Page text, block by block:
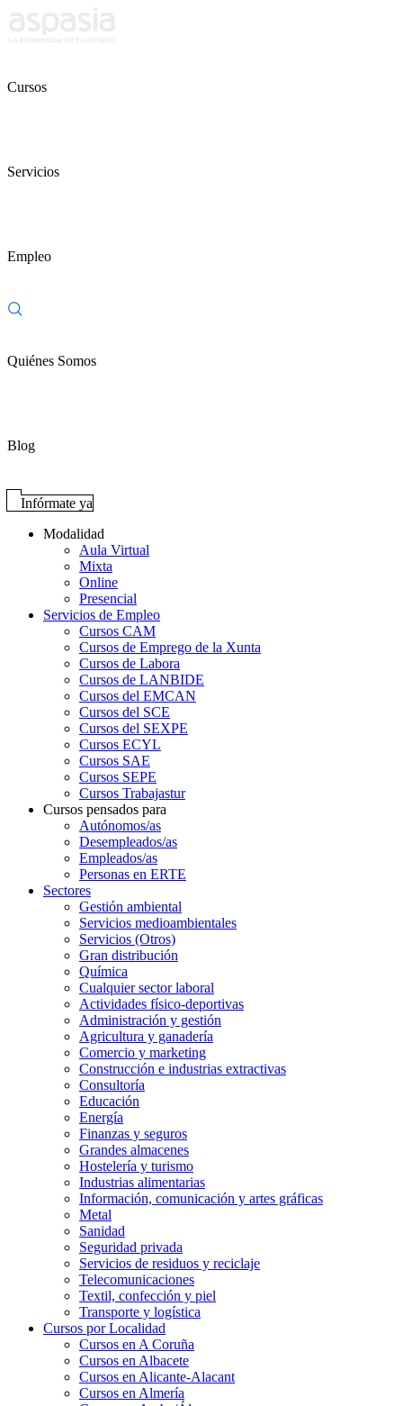
Cursos
Servicios
Empleo
Quiénes Somos
Blog
Infórmate ya
Modalidad
Aula Virtual
Mixta
Online
Presencial
Servicios de Empleo
Cursos CAM
Cursos de Emprego de la Xunta
Cursos de Labora
Cursos de LANBIDE
Cursos del EMCAN
Cursos del SCE
Cursos del SEXPE
Cursos ECYL
Cursos SAE
Cursos SEPE
Cursos Trabajastur
Cursos pensados para
Autónomos/as
Desempleados/as
Empleados/as
Personas en ERTE
Sectores
Gestión ambiental
Servicios medioambientales
Servicios (Otros)
Gran distribución
Química
Cualquier sector laboral
Actividades físico-deportivas
Administración y gestión
Agricultura y ganadería
Comercio y marketing
Construcción e industrias extractivas
Consultoría
Educación
Energía
Finanzas y seguros
Grandes almacenes
Hostelería y turismo
Industrias alimentarias
Información, comunicación y artes gráficas
Metal
Sanidad
Seguridad privada
Servicios de residuos y reciclaje
Telecomunicaciones
Textil, confección y piel
Transporte y logística
Cursos por Localidad
Cursos en A Coruña
Cursos en Albacete
Cursos en Alicante-Alacant
Cursos en Almería